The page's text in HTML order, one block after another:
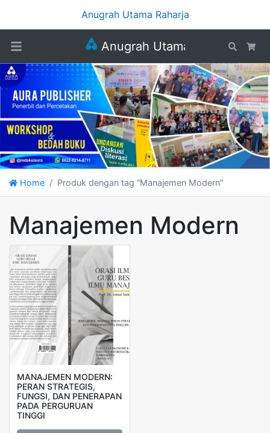
Anugrah Utama Raharja
Anugrah Utama Raharja Search
Home Produk dengan tag “Manajemen Modern”
Manajemen Modern
MANAJEMEN MODERN:
PERAN STRATEGIS,
FUNGSI, DAN PENERAPAN
PADA PERGURUAN
TINGGI